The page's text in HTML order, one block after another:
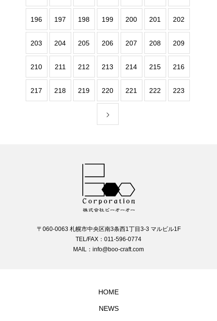
196 197 198 199 200 201 202
203 204 205 206 207 208 209
210 211 212 213 214 215 216
217 218 219 220 221 222 223
〒060-0063 札幌市中央区南3条西1丁目3-3 マルビル1F
TEL/FAX：011-596-0774
MAIL：info@boo-craft.com
HOME
NEWS